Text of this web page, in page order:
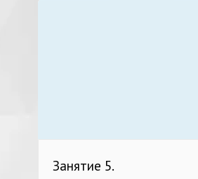
Занятие 5.